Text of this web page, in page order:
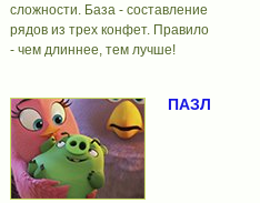
сложности. База - составление
рядов из трех конфет. Правило
- чем длиннее, тем лучше!
ПАЗЛ